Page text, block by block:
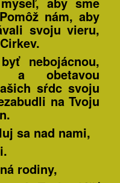
nám, aby
svoju vieru,
nebojácnou,
a obetavou
sŕdc svoju
na Tvoju
sa nad nami,
rodiny,